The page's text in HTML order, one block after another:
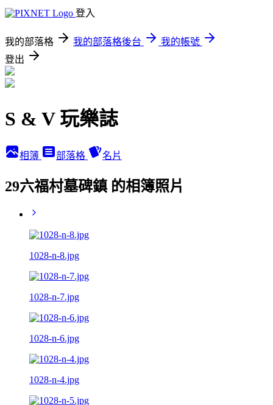
登入
我的部落格 我的部落格後台
我的帳號
登出
S & V 玩樂誌
相簿 部落格 名片
29六福村墓碑鎮 的相簿照片
1028-n-8.jpg
1028-n-7.jpg
1028-n-6.jpg
1028-n-4.jpg